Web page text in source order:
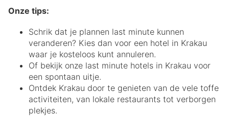
Onze tips:
Schrik dat je plannen last minute kunnen
veranderen? Kies dan voor een hotel in Krakau
waar je kosteloos kunt annuleren.
Of bekijk onze last minute hotels in Krakau voor
een spontaan uitje.
Ontdek Krakau door te genieten van de vele toffe
activiteiten, van lokale restaurants tot verborgen
plekjes.